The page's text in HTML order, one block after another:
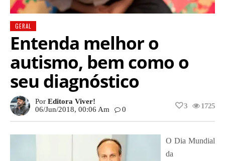
GERAL
Entenda melhor o
autismo, bem como o
seu diagnóstico
Por Editora Viver!
06/jun/2018, 00:06 Am
0 1725
3
O Dia Mundial
da